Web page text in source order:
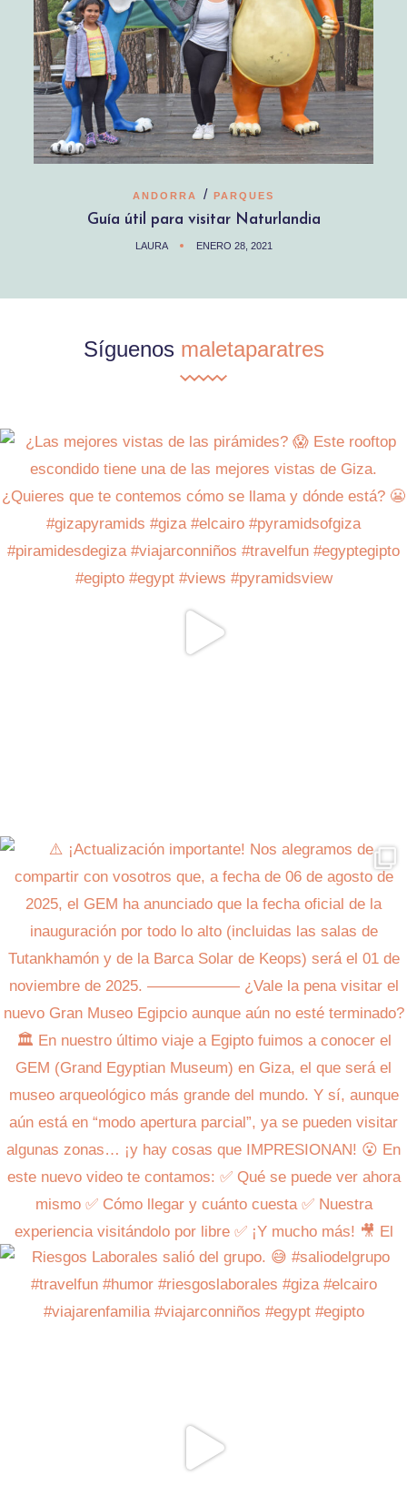
ANDORRA / PARQUES
Guía útil para visitar Naturlandia
LAURA ENERO 28, 2021
Síguenos maletaparatres